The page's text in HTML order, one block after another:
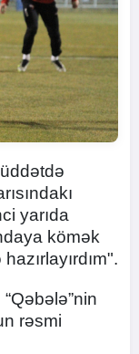
yarıda
kömək
rəsmi